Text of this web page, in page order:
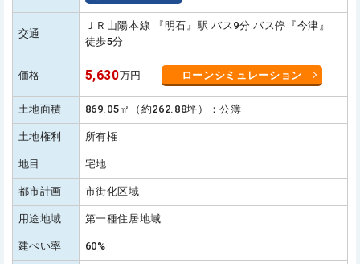
交通
ＪＲ山陽本線 『明石』駅 バス9分 バス停『今津』
徒歩5分
価格 5,630万円 ローンシミュレーション
土地面積 869.05㎡（約262.88坪）：公簿
土地権利 所有権
地目 宅地
都市計画 市街化区域
用途地域 第一種住居地域
建ぺい率 60%